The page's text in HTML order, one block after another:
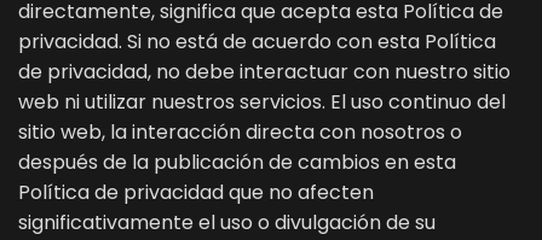
directamente, significa que acepta esta Política de
privacidad. Si no está de acuerdo con esta Política
de privacidad, no debe interactuar con nuestro sitio
web ni utilizar nuestros servicios. El uso continuo del
sitio web, la interacción directa con nosotros o
después de la publicación de cambios en esta
Política de privacidad que no afecten
significativamente el uso o divulgación de su